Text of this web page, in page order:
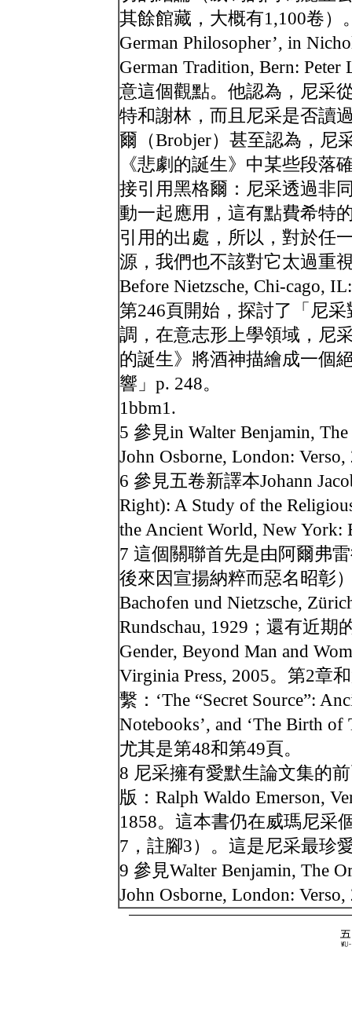
其餘館藏，大概有1,100卷）
German Philosopher’, in
German Tradition, Bern:
意這個觀點。他認為，尼采
特和謝林，而且尼采是否讀
爾（Brobjer）甚至認為，尼
《悲劇的誕生》中某些段落
接引用黑格爾：尼采透過非
動一起應用，這有點費希特
引用的出處，所以，對於任
源，我們也不該對它太過重
Before Nietzsche, Chi-cago,
第246頁開始，探討了「尼
調，在意志形上學領域，尼
的誕生》將酒神描繪成一個
響」p. 248。
1bbm1.
5 參見in Walter Benjamin,
John Osborne, London:
6 參見五卷新譯本Johann
Right): A Study of the
the Ancient World, New York:
7 這個關聯首先是由阿爾弗
後來因宣揚納粹而惡名昭彰
Bachofen und Nietzsche,
Rundschau, 1929；還有近期
Gender, Beyond Man and
Virginia Press, 2005。第2章
繫：‘The “Secret Source”:
Notebooks’, and ‘The Birth
尤其是第48和第49頁。
8 尼采擁有愛默生論文集的
版：Ralph Waldo Emerson,
1858。這本書仍在威瑪尼采
7，註腳3）。這是尼采最珍
9 參見Walter Benjamin, The
John Osborne, London: Verso,